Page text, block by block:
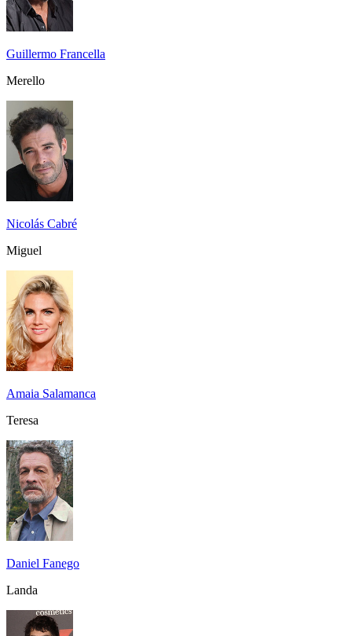
Guillermo Francella
Merello
Nicolás Cabré
Miguel
Amaia Salamanca
Teresa
Daniel Fanego
Landa